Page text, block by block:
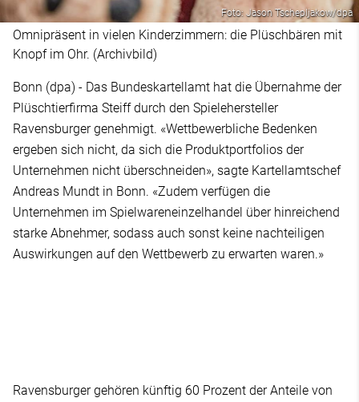
Foto: Jason Tschepljakow/dpa
Omnipräsent in vielen Kinderzimmern: die Plüschbären mit
Knopf im Ohr. (Archivbild)
Bonn (dpa) - Das Bundeskartellamt hat die Übernahme der
Plüschtierfirma Steiff durch den Spielehersteller
Ravensburger genehmigt. «Wettbewerbliche Bedenken
ergeben sich nicht, da sich die Produktportfolios der
Unternehmen nicht überschneiden», sagte Kartellamtschef
Andreas Mundt in Bonn. «Zudem verfügen die
Unternehmen im Spielwareneinzelhandel über hinreichend
starke Abnehmer, sodass auch sonst keine nachteiligen
Auswirkungen auf den Wettbewerb zu erwarten waren.»
Ravensburger gehören künftig 60 Prozent der Anteile von